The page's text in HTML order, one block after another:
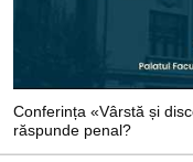
Conferința «Vârstă și
răspunde penal?